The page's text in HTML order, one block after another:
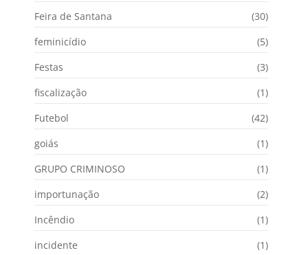
Feira de Santana
(30)
feminicídio
(5)
Festas
(3)
fiscalização
(1)
Futebol
(42)
goiás
(1)
GRUPO CRIMINOSO
(1)
importunação
(2)
Incêndio
(1)
incidente
(1)